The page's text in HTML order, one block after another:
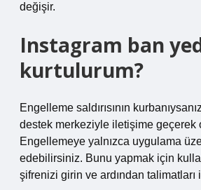
değişir.
Instagram ban
kurtulurum?
Engelleme saldırısının
destek merkeziyle iletişime geçerek
Engellemeye yalnızca uygulama
edebilirsiniz. Bunu yapmak için
şifrenizi girin ve ardından talimatları